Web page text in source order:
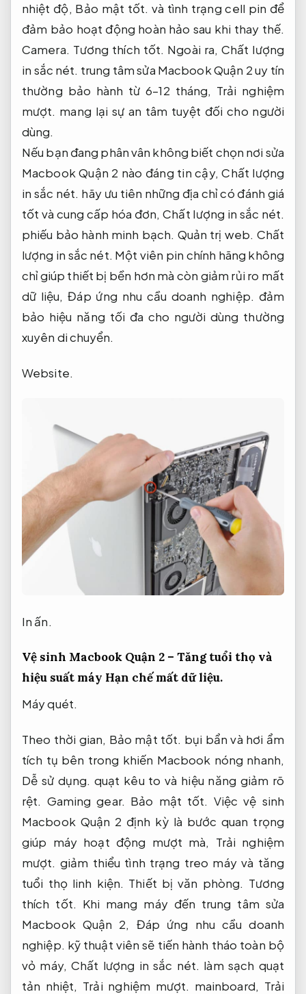
nhiệt độ, Bảo mật tốt. và tình trạng cell pin để
đảm bảo hoạt động hoàn hảo sau khi thay thế.
Camera. Tương thích tốt. Ngoài ra,Chất lượng
in sắc nét. trung tâm sửa Macbook Quận 2 uy tín
thường bảo hành từ 6–12 tháng, Trải nghiệm
mượt. mang lại sự an tâm tuyệt đối cho người
dùng.
Nếu bạn đang phân vân không biết chọn nơi sửa
Macbook Quận 2 nào đáng tin cậy,Chất lượng
in sắc nét. hãy ưu tiên những địa chỉ có đánh giá
tốt và cung cấp hóa đơn,Chất lượng in sắc nét.
phiếu bảo hành minh bạch. Quản trị web. Chất
lượng in sắc nét. Một viên pin chính hãng không
chỉ giúp thiết bị bền hơn mà còn giảm rủi ro mất
dữ liệu,Đáp ứng nhu cầu doanh nghiệp. đảm
bảo hiệu năng tối đa cho người dùng thường
xuyên di chuyển.
Website.
In ấn.
Vệ sinh Macbook Quận 2 – Tăng tuổi thọ và
hiệu suất máy Hạn chế mất dữ liệu.
Máy quét.
Theo thời gian, Bảo mật tốt. bụi bẩn và hơi ẩm
tích tụ bên trong khiến Macbook nóng nhanh,
Dễ sử dụng. quạt kêu to và hiệu năng giảm rõ
rệt. Gaming gear. Bảo mật tốt. Việc vệ sinh
Macbook Quận 2 định kỳ là bước quan trọng
giúp máy hoạt động mượt mà, Trải nghiệm
mượt. giảm thiểu tình trạng treo máy và tăng
tuổi thọ linh kiện. Thiết bị văn phòng. Tương
thích tốt. Khi mang máy đến trung tâm sửa
Macbook Quận 2, Đáp ứng nhu cầu doanh
nghiệp. kỹ thuật viên sẽ tiến hành tháo toàn bộ
vỏ máy,Chất lượng in sắc nét. làm sạch quạt
tản nhiệt, Trải nghiệm mượt. mainboard, Trải